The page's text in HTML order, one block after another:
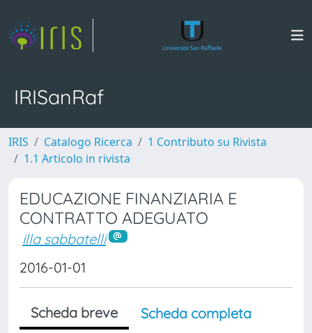
IRISanRaf
IRIS Catalogo Ricerca
1 Contributo su Rivista
1.1 Articolo in rivista
EDUCAZIONE FINANZIARIA E
CONTRATTO ADEGUATO
illa sabbatelli
2016-01-01
Scheda breve
Scheda completa